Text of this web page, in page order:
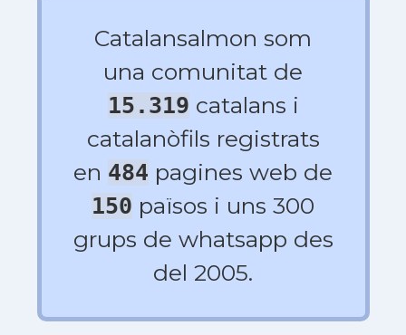
Catalansalmon som
una comunitat de
15.319 catalans i
catalanòfils registrats
en 484 pagines web de
150 països i uns 300
grups de whatsapp des
del 2005.